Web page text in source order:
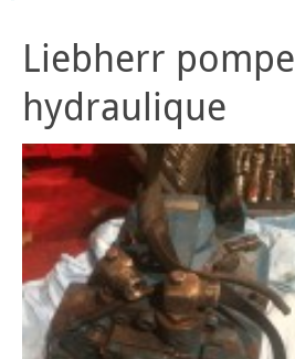
Liebherr pompe
hydraulique